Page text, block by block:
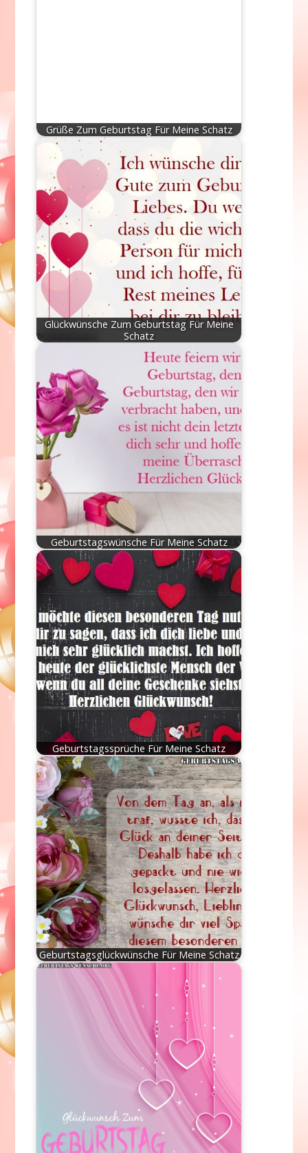
Grüße Zum Geburtstag Für Meine Schatz
Glückwünsche Zum Geburtstag Für Meine
Schatz
Geburtstagswünsche Für Meine Schatz
Geburtstagssprüche Für Meine Schatz
Geburtstagsglückwünsche Für Meine Schatz